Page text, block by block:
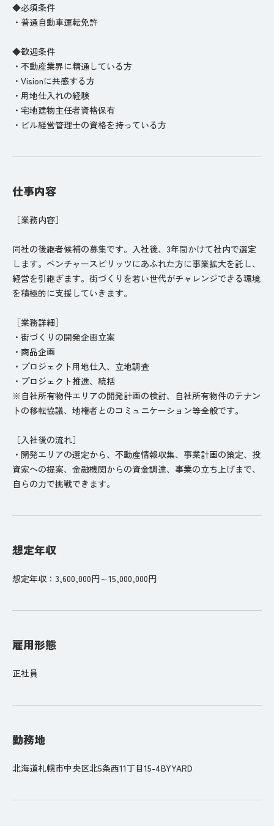
◆必須条件
・普通自動車運転免許
◆歓迎条件
・不動産業界に精通している方
・Visionに共感する方
・用地仕入れの経験
・宅地建物主任者資格保有
・ビル経営管理士の資格を持っている方
仕事内容
［業務内容］
同社の後継者候補の募集です。入社後、3年間かけて社内で選定
します。ベンチャースピリッツにあふれた方に事業拡大を託し、
経営を引継ぎます。街づくりを若い世代がチャレンジできる環境
を積極的に支援していきます。
［業務詳細］
・街づくりの開発企画立案
・商品企画
・プロジェクト用地仕入、立地調査
・プロジェクト推進、統括
※自社所有物件エリアの開発計画の検討、自社所有物件のテナン
トの移転協議、地権者とのコミュニケーション等全般です。
［入社後の流れ］
・開発エリアの選定から、不動産情報収集、事業計画の策定、投
資家への提案、金融機関からの資金調達、事業の立ち上げまで、
自らの力で挑戦できます。
想定年収
想定年収：3,600,000円～15,000,000円
雇用形態
正社員
勤務地
北海道札幌市中央区北5条西11丁目15-4BYYARD